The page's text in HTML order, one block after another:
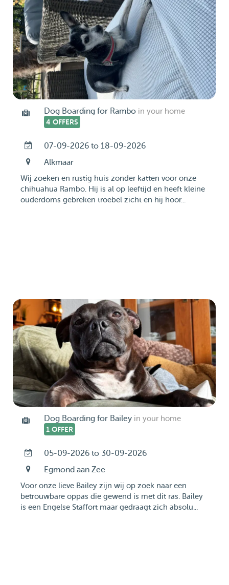
Dog Boarding for Rambo in your home
4 OFFERS
07-09-2026 to 18-09-2026
Alkmaar
Wij zoeken en rustig huis zonder katten voor onze
chihuahua Rambo. Hij is al op leeftijd en heeft kleine
ouderdoms gebreken troebel zicht en hij hoor...
Dog Boarding for Bailey in your home
1 OFFER
05-09-2026 to 30-09-2026
Egmond aan Zee
Voor onze lieve Bailey zijn wij op zoek naar een
betrouwbare oppas die gewend is met dit ras. Bailey
is een Engelse Staffort maar gedraagt zich absolu...